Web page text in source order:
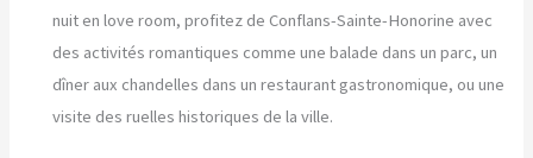
nuit en love room, profitez de Conflans-Sainte-Honorine avec
des activités romantiques comme une balade dans un parc, un
dîner aux chandelles dans un restaurant gastronomique, ou une
visite des ruelles historiques de la ville.